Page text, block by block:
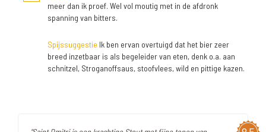
meer dan ik proef. Wel vol moutig met in de afdronk
spanning van bitters.
Spijssuggestie Ik ben ervan overtuigd dat het bier zeer
breed inzetbaar is als begeleider van eten, denk o.a. aan
schnitzel, Stroganoffsaus, stoofvlees, wild en pittige kazen.